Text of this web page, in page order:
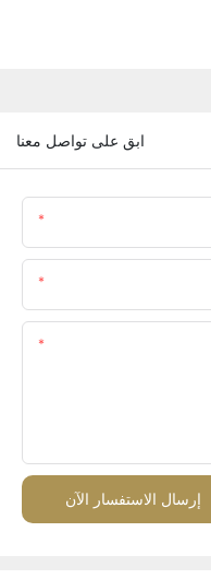
ابق على تواصل معنا
إرسال الاستفسار الآن